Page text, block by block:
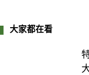
大家都在看